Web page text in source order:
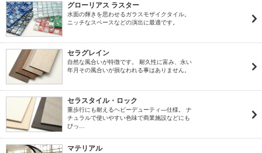
グローリアス ラスター
水面の輝きを思わせるガラスモザイクタイル。
ニッチなスペースなどの演出に最適です。
セラグレイン
自然な風合いが特徴です。 耐久性に富み、永い
年月その風合いが損なわれる事はありません。
セラスタイル・ロック
重歩行にも耐えるヘビーデューティ―仕様。 ナ
チュラルで使いやすい色味で商業施設などにも
ぴっ…
マテリアル